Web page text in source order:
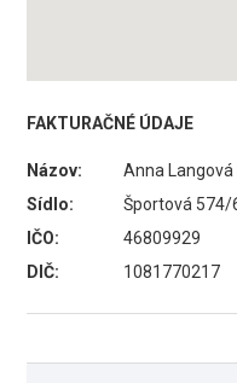
FAKTURAČNÉ ÚDAJE
Názov:
Anna
Sídlo:
Športová 574/
IČO:
46809929
DIČ:
1081770217